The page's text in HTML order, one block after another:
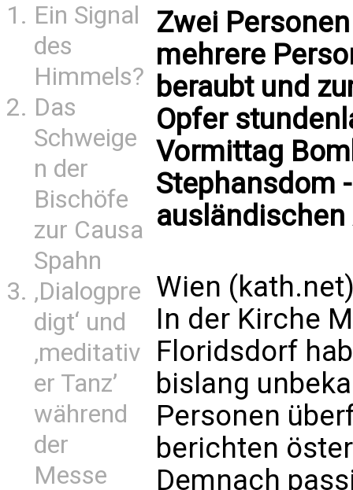
Ein Signal
des
Himmels?
Das
Schweige
n der
Bischöfe
zur Causa
Spahn
‚Dialogpre
digt‘ und
‚meditativ
er Tanz’
während
der
Messe
Zwei
mehrere
beraubt und
Opfer
Vormittag
Stephansdom
Wien
In der Kirche
Floridsdorf
bislang
Personen
berichten
Demnach